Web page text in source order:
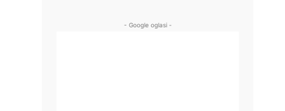
- Google oglasi -